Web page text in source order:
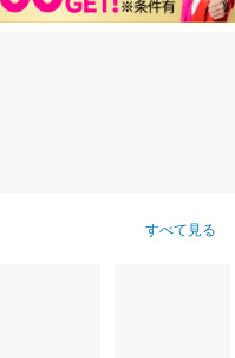
すべて見る